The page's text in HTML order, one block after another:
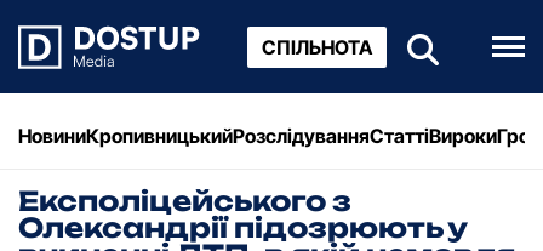
СПІЛЬНОТА
НовиниКропивницькийРозслідуванняСтаттіВироки
Експоліцейського з
Олександрії підозрюють у